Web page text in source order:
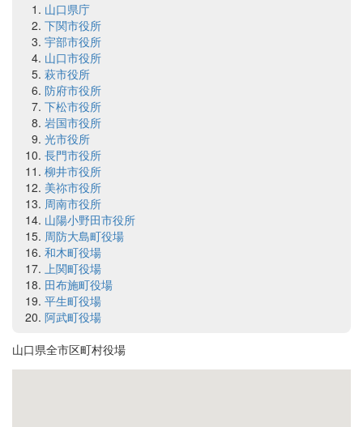
山口県庁
下関市役所
宇部市役所
山口市役所
萩市役所
防府市役所
下松市役所
岩国市役所
光市役所
長門市役所
柳井市役所
美祢市役所
周南市役所
山陽小野田市役所
周防大島町役場
和木町役場
上関町役場
田布施町役場
平生町役場
阿武町役場
山口県全市区町村役場